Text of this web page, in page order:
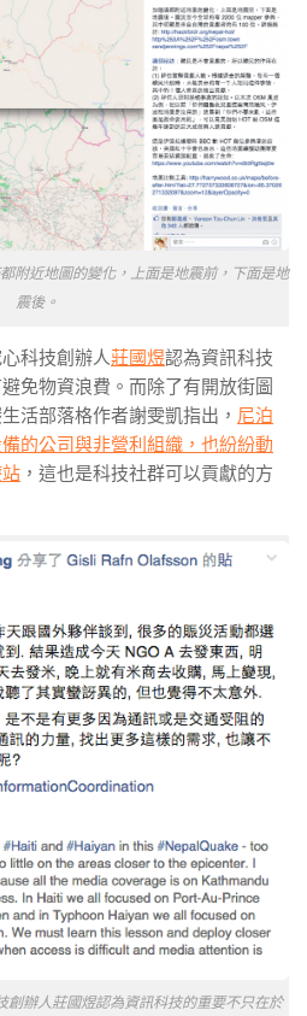
附近地圖的變化，上面是地震前，下面是地
震後。
科技創辦人莊國煜認為資訊科技
免物資浪費。而除了有開放街圖
活部落格作者謝雯凱指出， 尼泊
的公司與非營利組織，也紛紛動
，這也是科技社群可以貢獻的方
創辦人莊國煜認為資訊科技的重要不只在於